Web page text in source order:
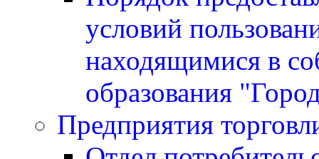
условий
находящимися в
образования
Предприятия